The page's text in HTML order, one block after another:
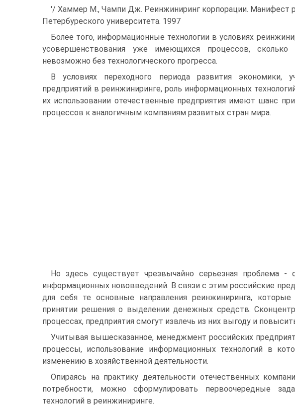
'/ Хаммер М., Чампи Дж. Реинжиниринг корпорации. Манифест
Петербуреского университета. 1997
Более того, информационные технологии в условиях
усовершенствования уже имеющихся процессов,
невозможно без технологического прогресса.
В условиях переходного периода развития экономики,
предприятий в реинжиниринге, роль информационных
их использовании отечественные предприятия имеют шанс
процессов к аналогичным компаниям развитых стран мира.
Но здесь существует чрезвычайно серьезная проблема -
информационных нововведений. В связи с этим российские
для себя те основные направления реинжиниринга,
принятии решения о выделении денежных средств.
процессах, предприятия смогут извлечь из них выгоду и
Учитывая вышесказанное, менеджмент российских
процессы, использование информационных технологий в
изменению в хозяйственной деятельности.
Опираясь на практику деятельности отечественных
потребности, можно сформулировать первоочередные
технологий в реинжиниринге.